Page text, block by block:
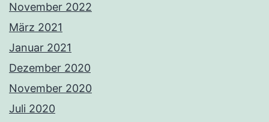
November 2022
März 2021
Januar 2021
Dezember 2020
November 2020
Juli 2020